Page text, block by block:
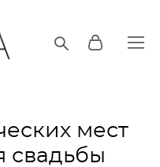
мест
свадьбы